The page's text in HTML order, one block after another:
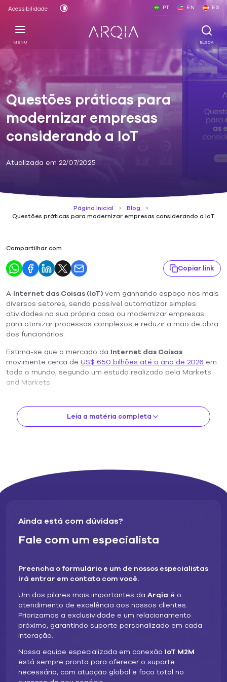
Acessibilidade PT EN ES
MENU BUSCA
Questões práticas para
modernizar empresas
considerando a IoT
Atualizada em 22/07/2025
Página Inicial
Blog
Questões práticas para modernizar empresas considerando a IoT
Compartilhar com
Copiar link
A Internet das Coisas (IoT) vem ganhando espaço nos mais
diversos setores, sendo possível automatizar simples
atividades na sua própria casa ou modernizar empresas
para otimizar processos complexos e reduzir a mão de obra
dos funcionários.
Estima-se que o mercado da Internet das Coisas
movimente cerca de US$ 650 bilhões até o ano de 2026 em
todo o mundo, segundo um estudo realizado pela Markets
and Markets.
na transformação digital uma oportunidade de ganhar
vantagem competitiva neste cenário.
São muitas as formas como a IoT pode contribuir para a
aprimoramento de departamentos importantes, como
suprimentos.
A IoT é para todos
grandes empresas de áreas específicas e não se aplique
para modernizar empresas pequenas ou que acabaram de
iniciar seu negócio.
Embora a IoT seja focada predominantemente em serviços
que envolvam tecnologia, segurança e indústria, ela pode ser
atribuída a diferentes funções, podendo ser utilizada
inclusive por um empreendedor individual.
Leia a matéria completa
Ainda está com dúvidas?
Fale com um especialista
Preencha o formulário e um de nossos especialistas
irá entrar em contato com você.
Um dos pilares mais importantes da Arqia é o
atendimento de excelência aos nossos clientes.
Priorizamos a exclusividade e um relacionamento
próximo, garantindo suporte personalizado em cada
interação.
Nossa equipe especializada em conexão IoT M2M
está sempre pronta para oferecer o suporte
necessário, com atuação global e foco total no